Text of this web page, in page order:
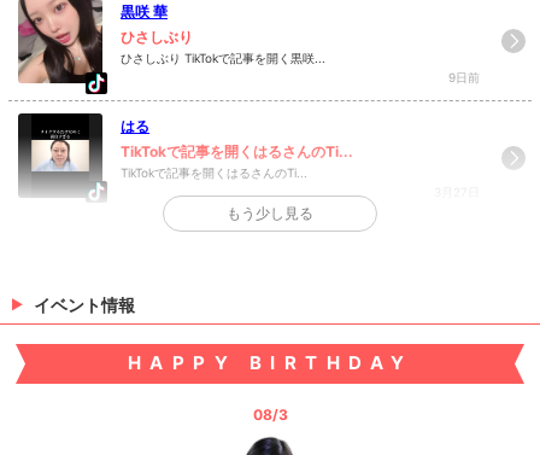
黒咲 華
ひさしぶり
ひさしぶり TikTokで記事を開く黒咲...
9日前
はる
TikTokで記事を開くはるさんのTi...
TikTokで記事を開くはるさんのTi...
もう少し見る
イベント情報
HAPPY BIRTHDAY
08/3